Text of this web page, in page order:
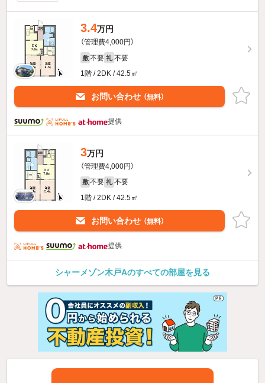
3.4万円
（管理費4,000円）
敷 不要 礼 不要
1階 / 2DK / 42.5㎡
お問い合わせ （無料）
提供
3万円
（管理費4,000円）
敷 不要 礼 不要
1階 / 2DK / 42.5㎡
お問い合わせ （無料）
提供
シャーメゾン木戸Aのすべての部屋を見る